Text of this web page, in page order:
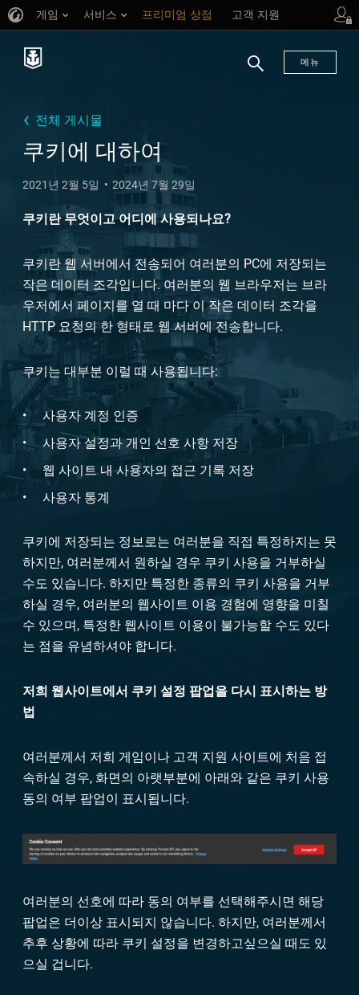
게임 서비스 프리미엄 상점 고객 지원
메뉴
전체 게시물
쿠키에 대하여
2021년 2월 5일 2024년 7월 29일
쿠키란 무엇이고 어디에 사용되나요?
쿠키란 웹 서버에서 전송되어 여러분의 PC에 저장되는
작은 데이터 조각입니다. 여러분의 웹 브라우저는 브라
우저에서 페이지를 열 때 마다 이 작은 데이터 조각을
HTTP 요청의 한 형태로 웹 서버에 전송합니다.
쿠키는 대부분 이럴 때 사용됩니다:
사용자 계정 인증
사용자 설정과 개인 선호 사항 저장
웹 사이트 내 사용자의 접근 기록 저장
사용자 통계
쿠키에 저장되는 정보로는 여러분을 직접 특정하지는 못
하지만, 여러분께서 원하실 경우 쿠키 사용을 거부하실
수도 있습니다. 하지만 특정한 종류의 쿠키 사용을 거부
하실 경우, 여러분의 웹사이트 이용 경험에 영향을 미칠
수 있으며, 특정한 웹사이트 이용이 불가능할 수도 있다
는 점을 유념하셔야 합니다.
저희 웹사이트에서 쿠키 설정 팝업을 다시 표시하는 방
법
여러분께서 저희 게임이나 고객 지원 사이트에 처음 접
속하실 경우, 화면의 아랫부분에 아래와 같은 쿠키 사용
동의 여부 팝업이 표시됩니다.
여러분의 선호에 따라 동의 여부를 선택해주시면 해당
팝업은 더이상 표시되지 않습니다. 하지만, 여러분께서
추후 상황에 따라 쿠키 설정을 변경하고싶으실 때도 있
으실 겁니다.